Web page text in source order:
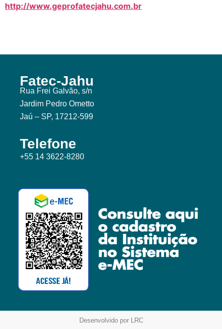
http://www.geprofatecjahu.com.br
Fatec-Jahu
Rua Frei Galvão, s/n
Jardim Pedro Ometto
Jaú – SP, 17212-599
Telefone
+55 14 3622-8280
Desenvolvido por LRC